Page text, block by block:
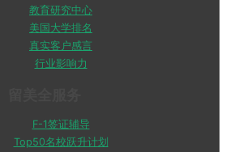
教育研究中心
美国大学排名
真实客户感言
行业影响力
F-1签证辅导
Top50名校跃升计划